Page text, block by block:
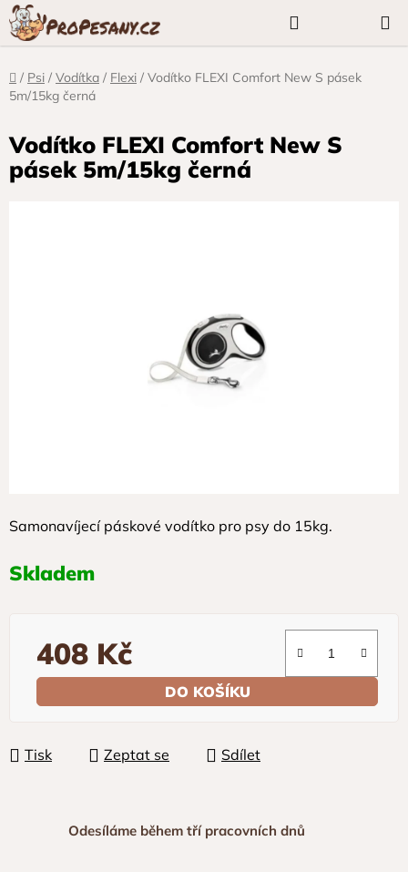
Přejít
na
obsah
KOŠÍK
Domů
/ Psi / Vodítka / Flexi / Vodítko FLEXI Comfort New S pásek
5m/15kg černá
Samonavíjecí páskové vodítko pro psy do 15kg.
Skladem
408 Kč
Měrná cena:
DO KOŠÍKU
Tisk Zeptat se Sdílet
Vodítko FLEXI Comfort New S
pásek 5m/15kg černá
Odesíláme během tří pracovních dnů